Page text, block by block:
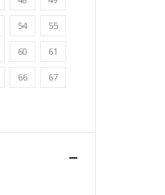
54 55
60 61
66 67